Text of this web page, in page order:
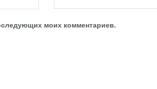
моих комментариев.